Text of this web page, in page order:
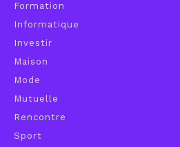
Formation
Informatique
Investir
Maison
Mode
Mutuelle
Rencontre
Sport